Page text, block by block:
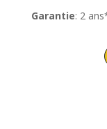
Garantie: 2